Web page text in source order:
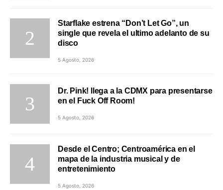
Starflake estrena “Don’t Let Go”, un
single que revela el ultimo adelanto de su
disco
5 Agosto, 2026
Dr. Pink! llega a la CDMX para presentarse
en el Fuck Off Room!
5 Agosto, 2026
Desde el Centro; Centroamérica en el
mapa de la industria musical y de
entretenimiento
5 Agosto, 2026